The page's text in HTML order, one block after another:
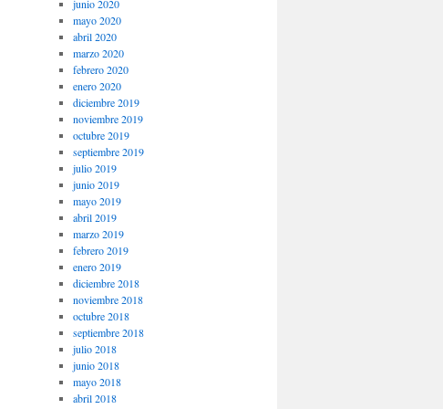
junio 2020
mayo 2020
abril 2020
marzo 2020
febrero 2020
enero 2020
diciembre 2019
noviembre 2019
octubre 2019
septiembre 2019
julio 2019
junio 2019
mayo 2019
abril 2019
marzo 2019
febrero 2019
enero 2019
diciembre 2018
noviembre 2018
octubre 2018
septiembre 2018
julio 2018
junio 2018
mayo 2018
abril 2018